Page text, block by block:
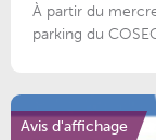
À partir du
parking du
Avis d'affichage